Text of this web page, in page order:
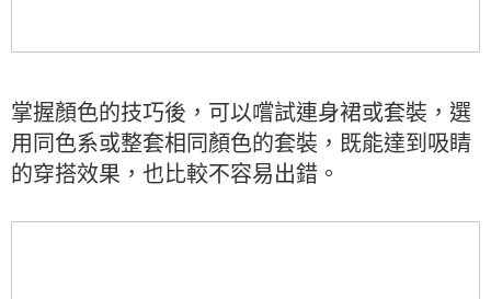
掌握顏色的技巧後，可以嚐試連身裙或套裝，選
用同色系或整套相同顏色的套裝，既能達到吸睛
的穿搭效果，也比較不容易出錯。